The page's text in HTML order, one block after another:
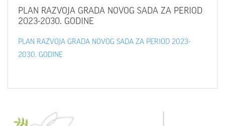
PLAN RAZVOJA GRADA NOVOG SADA ZA PERIOD
2023-2030. GODINE
PLAN RAZVOJA GRADA NOVOG SADA ZA PERIOD 2023-
2030. GODINE